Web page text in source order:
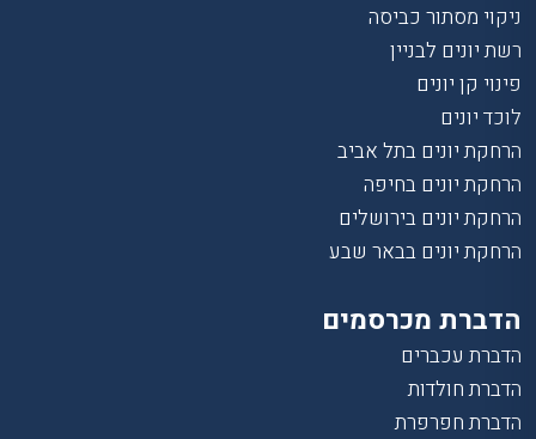
ניקוי מסתור כביסה
רשת יונים לבניין
פינוי קן יונים
לוכד יונים
הרחקת יונים בתל אביב
הרחקת יונים בחיפה
הרחקת יונים בירושלים
הרחקת יונים בבאר שבע
הדברת מכרסמים
הדברת עכברים
הדברת חולדות
הדברת חפרפרת